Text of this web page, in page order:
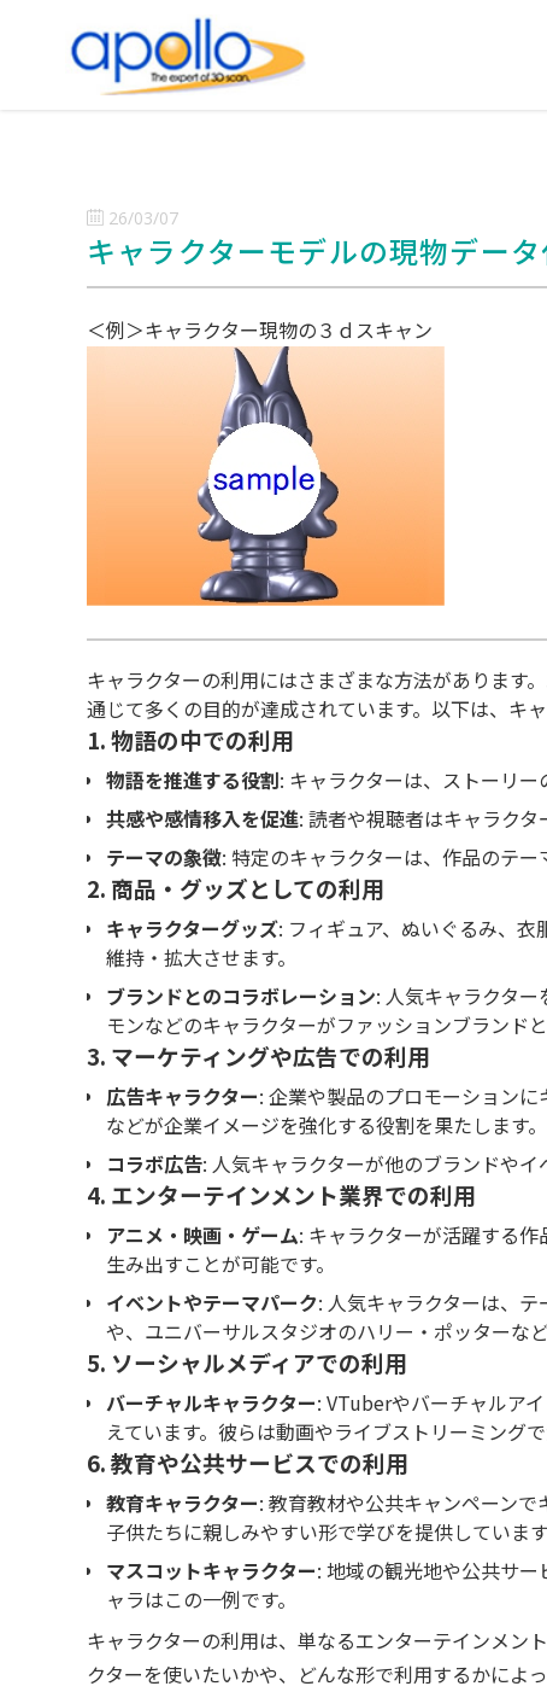
26/03/07
キャラクターモデルの現物デー
＜例＞キャラクター現物の３ｄスキャン
キャラクターの利用にはさまざまな方法があります
通じて多くの目的が達成されています。以下は、キ
1.物語の中での利用
物語を推進する役割: キャラクターは、ストーリ
共感や感情移入を促進: 読者や視聴者はキャラクタ
テーマの象徴: 特定のキャラクターは、作品のテ
2. 商品・グッズとしての利用
キャラクターグッズ: フィギュア、ぬいぐるみ、
維持・拡大させます。
ブランドとのコラボレーション: 人気キャラクタ
モンなどのキャラクターがファッションブランド
3. マーケティングや広告での利用
広告キャラクター: 企業や製品のプロモーションに
などが企業イメージを強化する役割を果たします。
コラボ広告: 人気キャラクターが他のブランドや
4. エンターテインメント業界での利用
アニメ・映画・ゲーム: キャラクターが活躍する
生み出すことが可能です。
イベントやテーマパーク: 人気キャラクターは、
や、ユニバーサルスタジオのハリー・ポッターなど
5. ソーシャルメディアでの利用
バーチャルキャラクター: VTuberやバーチャルア
えています。彼らは動画やライブストリーミング
6.教育や公共サービスでの利用
教育キャラクター: 教育教材や公共キャンペーンで
子供たちに親しみやすい形で学びを提供しています
マスコットキャラクター: 地域の観光地や公共サ
ャラはこの一例です。
キャラクターの利用は、単なるエンターテインメン
クターを使いたいかや、どんな形で利用するかによ